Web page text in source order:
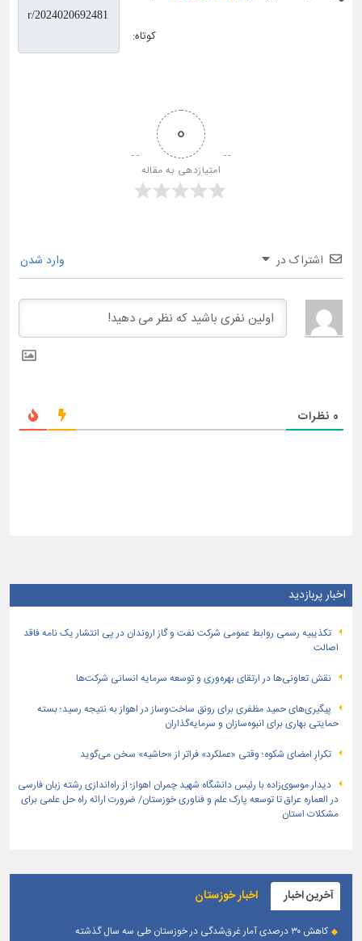
کوتاه:
0
امتیازدهی به مقاله
اشتراک در وارد شدن
0 نظرات
اخبار پربازدید
تكذیبیه رسمی روابط عمومی شركت نفت و گاز اروندان در پی انتشار یک نامه فاقد
اصالت
نقش تعاونی‌ها در ارتقای بهره‌وری و توسعه سرمایه انسانی شرکت‌ها
پیگیری‌های حمید مظفری برای رونق ساخت‌وساز در اهواز به نتیجه رسید؛ بسته
حمایتی بهاری برای انبوه‌سازان و سرمایه‌گذاران
تکرارِ امضای شکوه؛ وقتی «عملکرد» فراتر از «حاشیه» سخن می‌گوید
دیدار موسوی‌زاده با رئیس دانشگاه شهید چمران اهواز؛ از راه‌اندازی رشته زبان فارسی
در العماره عراق تا توسعه پارک علم و فناوری خوزستان/ ضرورت ارائه راه حل علمی برای
مشکلات استان
آخرین اخبار اخبار خوزستان
کاهش ۳۰ درصدی آمار غرق‌شدگی در خوزستان طی سه سال گذشته